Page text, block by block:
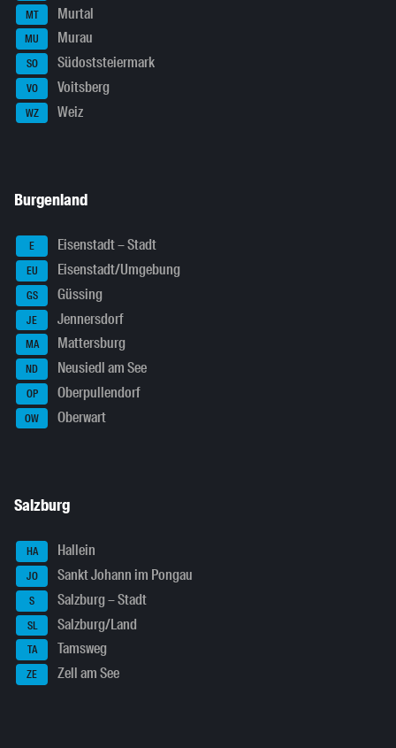
MT Murtal
MU Murau
SO Südoststeiermark
VO Voitsberg
WZ Weiz
Burgenland
E Eisenstadt – Stadt
EU Eisenstadt/Umgebung
GS Güssing
JE Jennersdorf
MA Mattersburg
ND Neusiedl am See
OP Oberpullendorf
OW Oberwart
Salzburg
HA Hallein
JO Sankt Johann im Pongau
S Salzburg – Stadt
SL Salzburg/Land
TA Tamsweg
ZE Zell am See